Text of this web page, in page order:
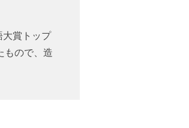
大賞トップ
もので、造